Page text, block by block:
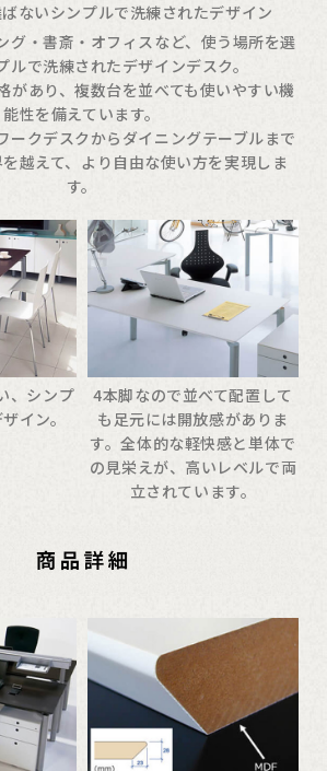
ないシンプルで洗練されたデザイン
グ・書斎・オフィスなど、使う場所を選
ルで洗練されたデザインデスク。
があり、複数台を並べても使いやすい機
能性を備えています。
ークデスクからダイニングテーブルまで
越えて、より自由な使い方を実現しま
す。
、シンプ
イン。
4本脚なので並べて配置して
も足元には開放感がありま
す。全体的な軽快感と単体で
の見栄えが、高いレベルで両
立されています。